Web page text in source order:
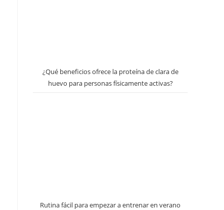
¿Qué beneficios ofrece la proteína de clara de
huevo para personas físicamente activas?
Rutina fácil para empezar a entrenar en verano